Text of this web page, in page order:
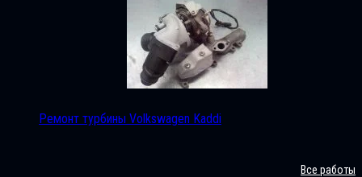
Ремонт турбины Volkswagen Kaddi
Все работы